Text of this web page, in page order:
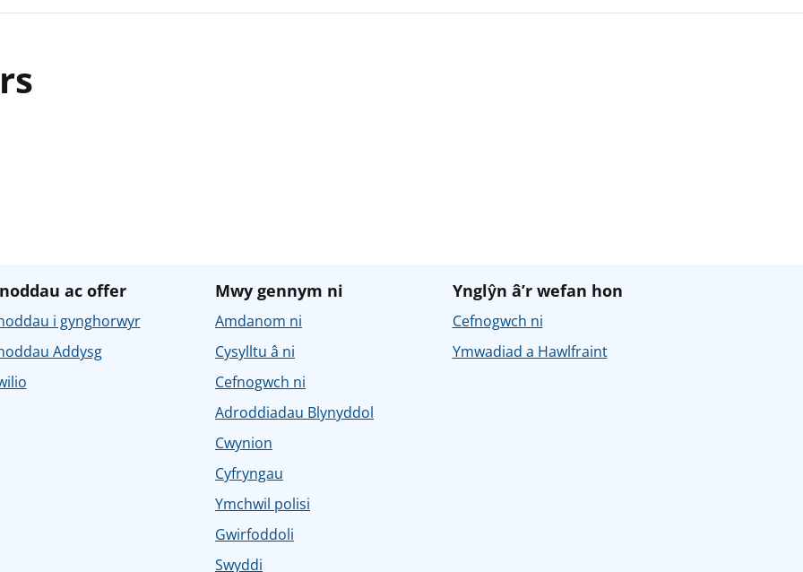
ac offer
i gynghorwyr
Addysg
Mwy gennym ni
Amdanom ni
Cysylltu â ni
Cefnogwch ni
Adroddiadau Blynyddol
Cwynion
Cyfryngau
Ymchwil polisi
Gwirfoddoli
Swyddi
Ynglŷn â’r wefan hon
Cefnogwch ni
Ymwadiad a Hawlfraint